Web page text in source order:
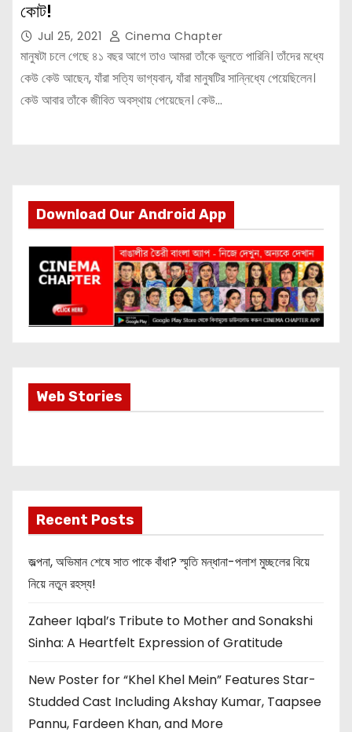
কোট!
Jul 25, 2021 Cinema Chapter
মানুষটা চলে গেছে ৪১ বছর আগে তাও আমরা তাঁকে ভুলতে পারিনি। তাঁদের মধ্যে
কেউ কেউ আছেন, যাঁরা সত্যি ভাগ্যবান, যাঁরা মানুষটির সান্নিধ্যে পেয়েছিলেন।
কেউ আবার তাঁকে জীবিত অবস্থায় পেয়েছেন। কেউ…
Download Our Android App
Web StoriesMost Important
Info about
Recent Posts
জল্পনা, অভিমান শেষে সাত পাকে বাঁধা? স্মৃতি মন্ধানা-পলাশ মুচ্ছলের বিয়ে
নিয়ে নতুন রহস্য!
Zaheer Iqbal’s Tribute to Mother and Sonakshi
Sinha: A Heartfelt Expression of Gratitude
New Poster for “Khel Khel Mein” Features Star-
Studded Cast Including Akshay Kumar, Taapsee
Pannu, Fardeen Khan, and More